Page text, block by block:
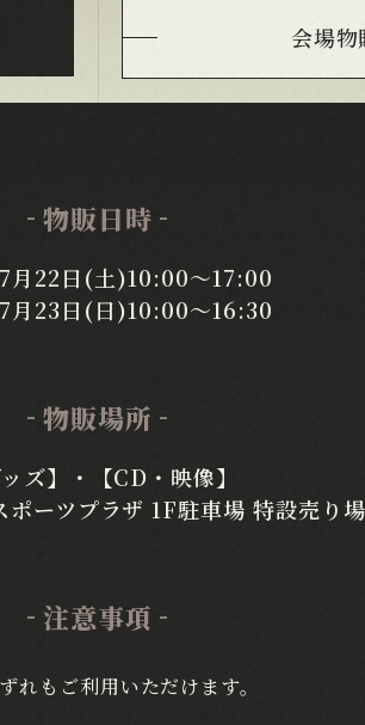
会場物
物販日時
月22日(土)10:00～17:00
月23日(日)10:00～16:30
物販場所
ッズ】・【CD・映像】
ポーツプラザ1F駐車場 特設売り場
注意事項
もご利用いただけます。